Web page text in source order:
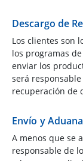
Descargo de
Los clientes son
los programas
enviar los
será
recuperación de
Envío y
A menos que se
responsable de